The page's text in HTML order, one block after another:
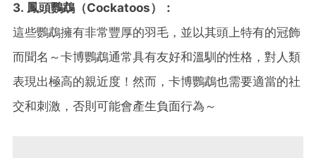
3. 鳳頭鸚鵡（Cockatoos）：
這些鸚鵡擁有非常豐厚的羽毛，並以其頭上特有的冠飾
而聞名～卡博鸚鵡通常具有友好和溫馴的性格，對人類
表現出極高的親近度！然而，卡博鸚鵡也需要適當的社
交和刺激，否則可能會產生負面行為～